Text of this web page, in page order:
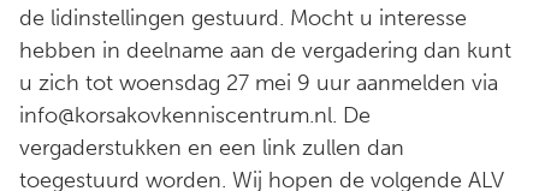
de lidinstellingen gestuurd. Mocht u interesse
hebben in deelname aan de vergadering dan kunt
u zich tot woensdag 27 mei 9 uur aanmelden via
info@korsakovkenniscentrum.nl. De
vergaderstukken en een link zullen dan
toegestuurd worden. Wij hopen de volgende ALV